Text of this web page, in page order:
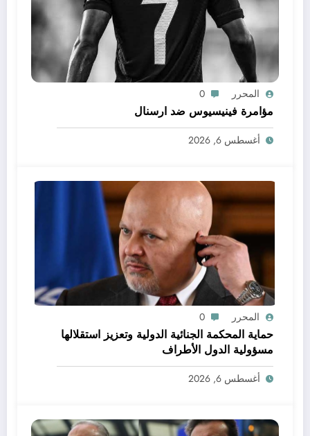
المحرر 0
مؤامرة فينيسيوس ضد ارسنال
أغسطس 6, 2026
المحرر 0
حماية المحكمة الجنائية الدولية وتعزيز استقلالها
مسؤولية الدول الأطراف
أغسطس 6, 2026